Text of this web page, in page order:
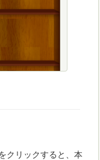
クリックすると、本